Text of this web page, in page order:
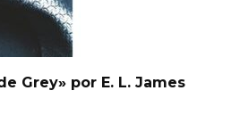
Grey» por E. L. James